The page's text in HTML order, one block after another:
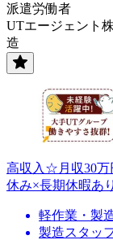
派遣労働者
UTエージェント
造
高収入☆月収30
休み×長期休暇
軽作業・製
製造スタッ